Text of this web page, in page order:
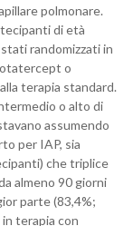
polmonare.
di età
randomizzati in
o
terapia standard.
o alto di
assumendo
per IAP, sia
che triplice
almeno 90 giorni
parte (83,4%;
terapia con